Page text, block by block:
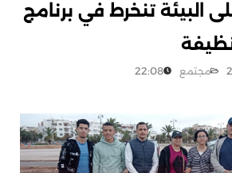
البيئة تنخرط في برنامج
نظيفة
مجتمع 22:08